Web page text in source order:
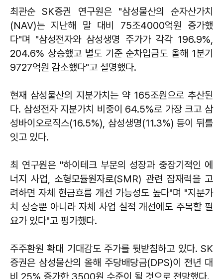
최관순 SK증권 연구원은 "삼성물산의 순자산가치
(NAV)는 지난해 말 대비 75조4000억원 증가했
다"며 "삼성전자와 삼성생명 주가가 각각 196.9%,
204.6% 상승했고 별도 기준 순차입금도 올해 1분기
9727억원 감소했다"고 설명했다.
현재 삼성물산의 지분가치는 약 165조원으로 추산된
다. 삼성전자 지분가치 비중이 64.5%로 가장 크고 삼
성바이오로직스(16.5%), 삼성생명(11.3%) 등이 뒤를
잇고 있다.
최 연구원은 "하이테크 부문의 성장과 중장기적인 에
너지 사업, 소형모듈원자로(SMR) 관련 잠재력을 고
려하면 자체 현금흐름 개선 가능성도 높다"며 "지분가
치 상승뿐 아니라 자체 사업 실적 개선에도 주목할 필
요가 있다"고 평가했다.
주주환원 확대 기대감도 주가를 뒷받침하고 있다. SK
증권은 삼성물산의 올해 주당배당금(DPS)이 전년 대
비 25% 증가한 3500원 수준이 될 것으로 전망했다.